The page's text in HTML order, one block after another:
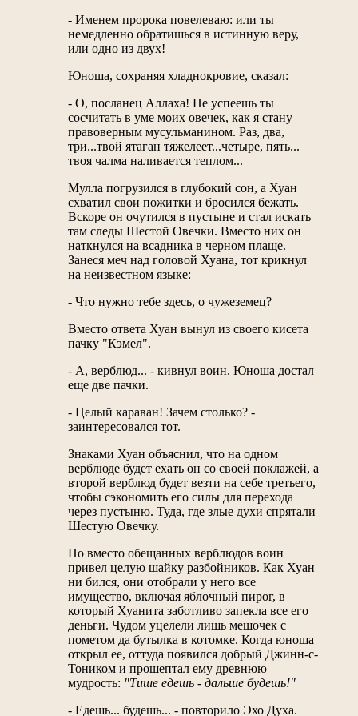
- Именем пророка повелеваю: или ты
немедленно обратишься в истинную веру,
или одно из двух!
Юноша, сохраняя хладнокровие, сказал:
- О, посланец Аллаха! Не успеешь ты
сосчитать в уме моих овечек, как я стану
правоверным мусульманином. Раз, два,
три...твой ятаган тяжелеет...четыре, пять...
твоя чалма наливается теплом...
Мулла погрузился в глубокий сон, а Хуан
схватил свои пожитки и бросился бежать.
Вскоре он очутился в пустыне и стал искать
там следы Шестой Овечки. Вместо них он
наткнулся на всадника в черном плаще.
Занеся меч над головой Хуана, тот крикнул
на неизвестном языке:
- Что нужно тебе здесь, о чужеземец?
Вместо ответа Хуан вынул из своего кисета
пачку "Кэмел".
- А, верблюд... - кивнул воин. Юноша достал
еще две пачки.
- Целый караван! Зачем столько? -
заинтересовался тот.
Знаками Хуан объяснил, что на одном
верблюде будет ехать он со своей поклажей, а
второй верблюд будет везти на себе третьего,
чтобы сэкономить его силы для перехода
через пустыню. Туда, где злые духи спрятали
Шестую Овечку.
Но вместо обещанных верблюдов воин
привел целую шайку разбойников. Как Хуан
ни бился, они отобрали у него все
имущество, включая яблочный пирог, в
который Хуанита заботливо запекла все его
деньги. Чудом уцелели лишь мешочек с
пометом да бутылка в котомке. Когда юноша
открыл ее, оттуда появился добрый Джинн-с-
Тоником и прошептал ему древнюю
мудрость: "Тише едешь - дальше будешь!"
- Едешь... будешь... - повторило Эхо Духа.